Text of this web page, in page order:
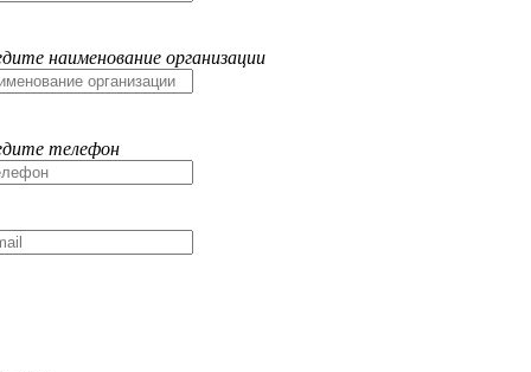
наименование организации
телефон